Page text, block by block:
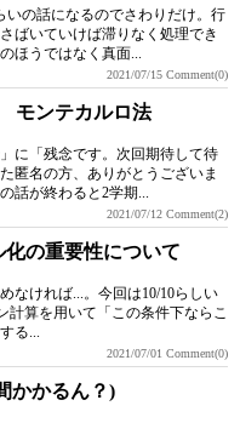
の話になるのでさわりだけ。行
ばいていけば滞りなく処理でき
ほうではなく真面...
2021/07/15 Comment(0)
モンテカルロ法
に「残念です。次回期待して待
匿名の方、ありがとうございま
話が終わると2学期...
2021/07/12 Comment(2)
の重要性について
なければ...。今回は10/10らしい
計算を用いて「この条件下ならこ
る...
2021/07/01 Comment(0)
かかるん？)